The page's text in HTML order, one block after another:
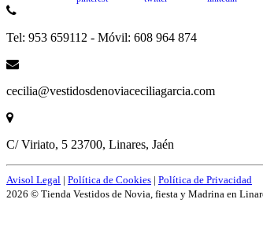
Tel: 953 659112 - Móvil: 608 964 874
cecilia@vestidosdenoviaceciliagarcia.com
C/ Viriato, 5 23700, Linares, Jaén
Avisol Legal | Política de Cookies | Política de Privacidad
2026 © Tienda Vestidos de Novia, fiesta y Madrina en